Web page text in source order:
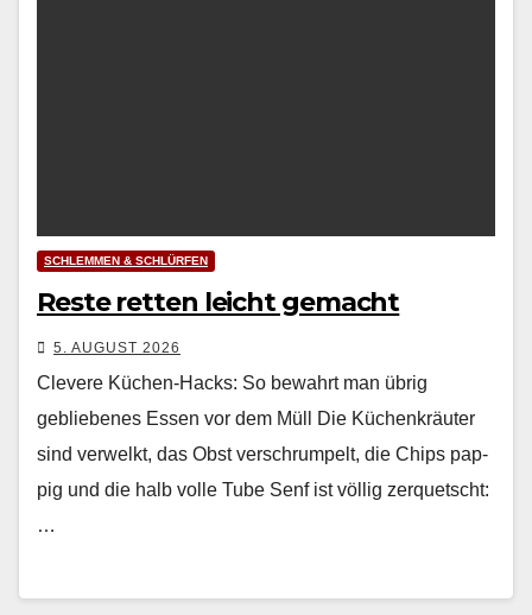
SCHLEMMEN & SCHLÜRFEN
Reste retten leicht gemacht
5. AUGUST 2026
Clevere Küchen-Hacks: So bewahrt man übrig
gebliebenes Essen vor dem Müll Die Küchenkräuter
sind ver­welkt, das Obst ver­schrumpelt, die Chips pap­
pig und die halb volle Tube Senf ist völ­lig zer­quetscht:
…